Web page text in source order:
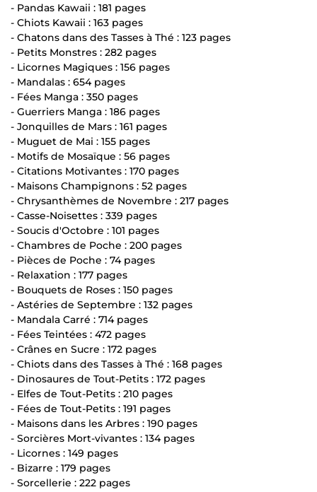
- Pandas Kawaii : 181 pages
- Chiots Kawaii : 163 pages
- Chatons dans des Tasses à Thé : 123 pages
- Petits Monstres : 282 pages
- Licornes Magiques : 156 pages
- Mandalas : 654 pages
- Fées Manga : 350 pages
- Guerriers Manga : 186 pages
- Jonquilles de Mars : 161 pages
- Muguet de Mai : 155 pages
- Motifs de Mosaïque : 56 pages
- Citations Motivantes : 170 pages
- Maisons Champignons : 52 pages
- Chrysanthèmes de Novembre : 217 pages
- Casse-Noisettes : 339 pages
- Soucis d'Octobre : 101 pages
- Chambres de Poche : 200 pages
- Pièces de Poche : 74 pages
- Relaxation : 177 pages
- Bouquets de Roses : 150 pages
- Astéries de Septembre : 132 pages
- Mandala Carré : 714 pages
- Fées Teintées : 472 pages
- Crânes en Sucre : 172 pages
- Chiots dans des Tasses à Thé : 168 pages
- Dinosaures de Tout-Petits : 172 pages
- Elfes de Tout-Petits : 210 pages
- Fées de Tout-Petits : 191 pages
- Maisons dans les Arbres : 190 pages
- Sorcières Mort-vivantes : 134 pages
- Licornes : 149 pages
- Bizarre : 179 pages
- Sorcellerie : 222 pages